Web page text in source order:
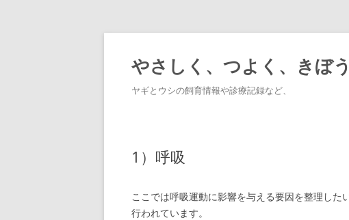
やさしく、つよく、きぼ
ヤギとウシの飼育情報や診療記録など、
1）呼吸
ここでは呼吸運動に影響を与える要因を整理した
行われています。